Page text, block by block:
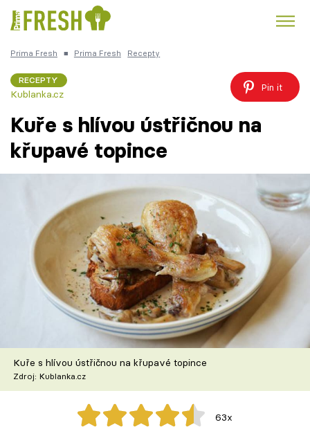
Česká kuchyně
Recepty
Články
TV Program
Škola vaření
Recepty z TV
Speciál: Cuketa
Těhotnej kuchař
Prima Fresh ■ Prima Fresh Recepty
RECEPTY
Kublanka.cz
Pin it
Kuře s hlívou ústřičnou na
křupavé topince
Kuře s hlívou ústřičnou na křupavé topince
Zdroj: Kublanka.cz
63x